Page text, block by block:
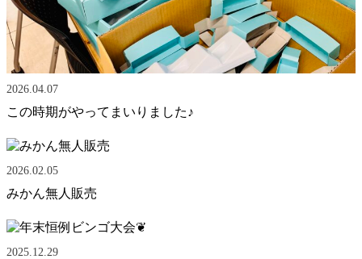
2026.04.07
この時期がやってまいりました♪
2026.02.05
みかん無人販売
2025.12.29